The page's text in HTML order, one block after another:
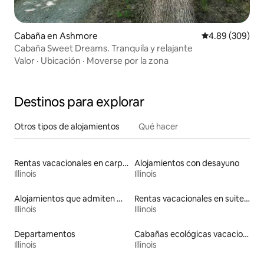
Cabaña en Ashmore Calificación
4.89 (309)
Cabaña Sweet Dreams. Tranquila y relajante
Valor · Ubicación · Moverse por la zona
Destinos para explorar
Otros tipos de alojamientos Qué hacer
Rentas vacacionales en carpas
Illinois
Alojamientos con desayuno
Illinois
Alojamientos que admiten mascotas
Illinois
Rentas vacacionales en suites privadas
Illinois
Departamentos
Illinois
Cabañas ecológicas vacacionales
Illinois